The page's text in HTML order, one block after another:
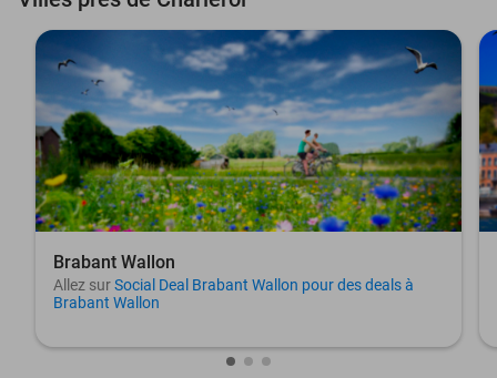
Brabant Wallon
Allez surSocial Deal Brabant Wallon pour des deals à
Brabant Wallon